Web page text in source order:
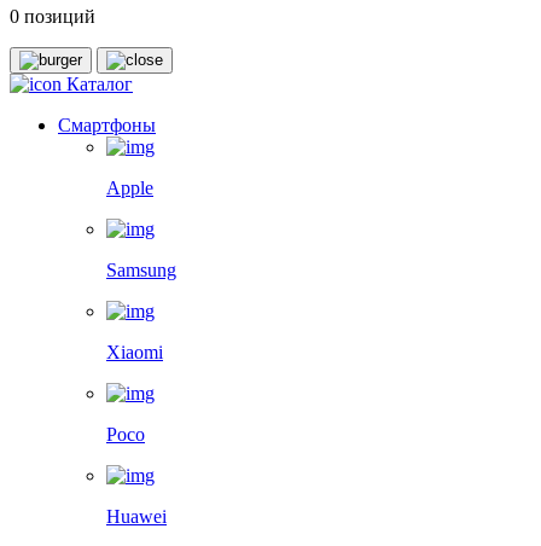
0 позиций
Каталог
Смартфоны
Apple
Samsung
Xiaomi
Poco
Huawei